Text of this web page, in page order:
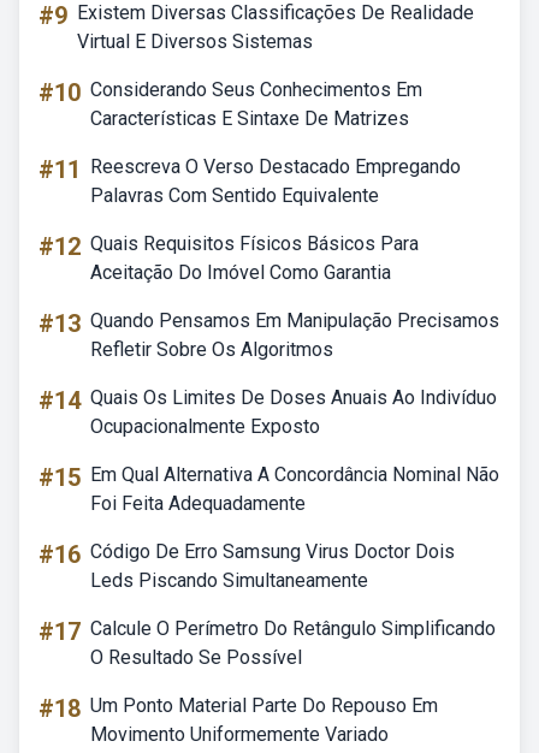
#9 Existem Diversas Classificações De Realidade
Virtual E Diversos Sistemas
#10 Considerando Seus Conhecimentos Em
Características E Sintaxe De Matrizes
#11
Reescreva O Verso Destacado Empregando
Palavras Com Sentido Equivalente
#12 Quais Requisitos Físicos Básicos Para
Aceitação Do Imóvel Como Garantia
#13 Quando Pensamos Em Manipulação Precisamos
Refletir Sobre Os Algoritmos
#14 Quais Os Limites De Doses Anuais Ao Indivíduo
Ocupacionalmente Exposto
#15 Em Qual Alternativa A Concordância Nominal Não
Foi Feita Adequadamente
#16 Código De Erro Samsung Virus Doctor Dois
Leds Piscando Simultaneamente
#17 Calcule O Perímetro Do Retângulo Simplificando
O Resultado Se Possível
#18 Um Ponto Material Parte Do Repouso Em
Movimento Uniformemente Variado